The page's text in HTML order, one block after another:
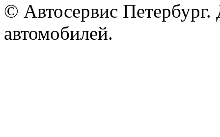
© Автосервис
автомобилей.